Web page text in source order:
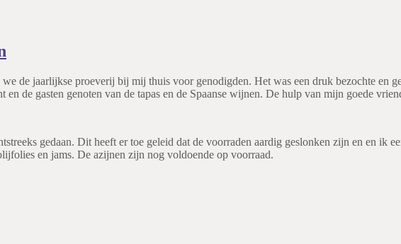
de jaarlijkse proeverij bij mij thuis voor genodigden. Het was een druk bezochte en
de gasten genoten van de tapas en de Spaanse wijnen. De hulp van mijn goede
gedaan. Dit heeft er toe geleid dat de voorraden aardig geslonken zijn en en ik
en jams. De azijnen zijn nog voldoende op voorraad.